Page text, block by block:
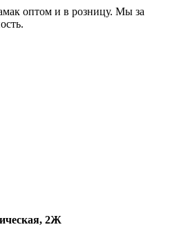
оптом и в розницу. Мы за
2Ж